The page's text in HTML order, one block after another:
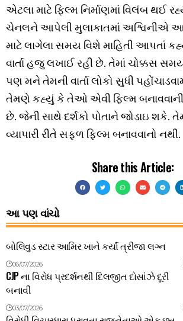
એટલા માટે ફિલ્મ નિર્માણમાં વિલંબ થઈ
ચેનલને આપેલી મુલાકાતમાં અશ્વિનીએ આ
માટે લાગેલા સમય વિશે માહિતી આપતાં
વાર્તા હજુ લખાઈ રહી છે. તેમાં ચોક્કસ
પણ મને તેમની વાર્તા લોકો સુધી
તેમણે કહ્યું કે તેઓ એવી ફિલ્મ બનાવવાની
છે. જેની સાથે દર્શકો પોતાને જોડાઇ શકે.
વ્યાપારી રીતે સફળ ફિલ્મ બનાવવાનો નથી.
Share this Article:
આ પણ વાંચો
બોલિવુડ સ્ટાર આમિર ખાને કર્યાં ત્રીજા લગ્ન
06/07/2026
CJP ના વિરોધ પ્રદર્શનથી દિલજીત દોસાંઝે દૂરી
બનાવી
03/07/2026